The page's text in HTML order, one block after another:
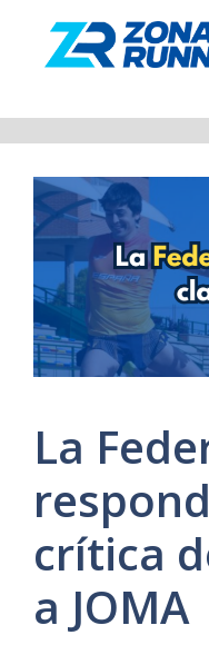
contenido
La
crítica
a JOMA